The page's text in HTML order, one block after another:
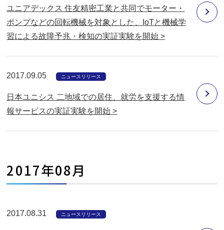
ユニアデックス 住友精密工業と共同でモーター・
ポンプなどの回転機械を対象とした、IoTと機械学
習による故障予兆・検知の実証実験を開始 >
2017.09.05 ニュースリリース
日本ユニシス 二地域での居住、就労を支援する情
報サービスの実証実験を開始 >
2017年08月
2017.08.31 ニュースリリース